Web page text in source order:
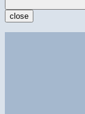
close